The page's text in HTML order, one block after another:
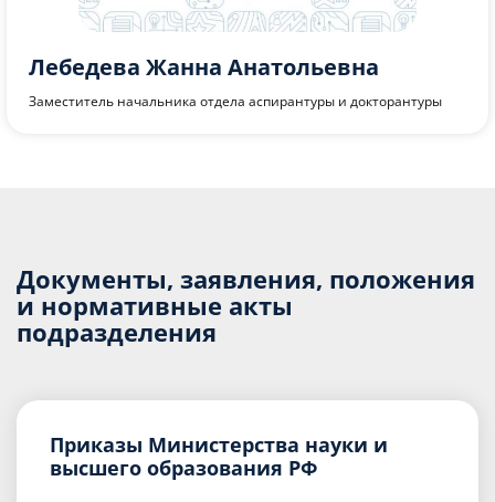
Лебедева Жанна Анатольевна
Заместитель начальника отдела аспирантуры и докторантуры
Документы, заявления, положения
и нормативные акты
подразделения
Приказы Министерства науки и
высшего образования РФ